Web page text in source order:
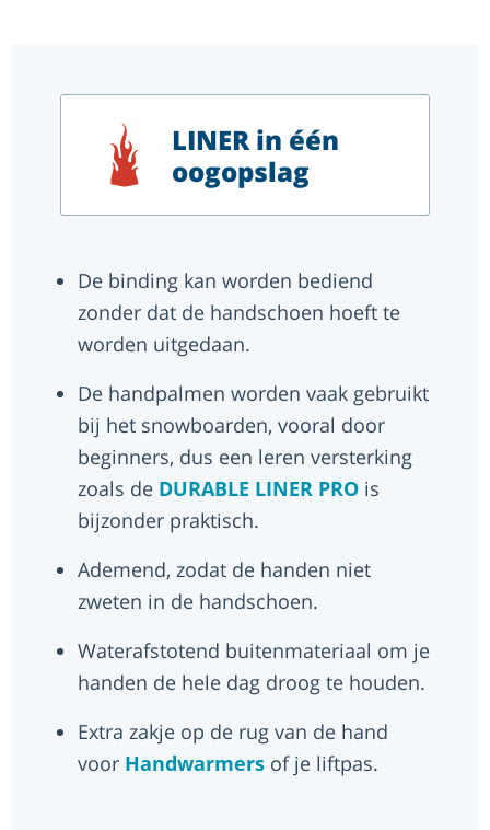
LINER in één
oogopslag
De binding kan worden bediend
zonder dat de handschoen hoeft te
worden uitgedaan.
De handpalmen worden vaak gebruikt
bij het snowboarden, vooral door
beginners, dus een leren versterking
zoals de DURABLE LINER PRO is
bijzonder praktisch.
Ademend, zodat de handen niet
zweten in de handschoen.
Waterafstotend buitenmateriaal om je
handen de hele dag droog te houden.
Extra zakje op de rug van de hand
voor Handwarmers of je liftpas.